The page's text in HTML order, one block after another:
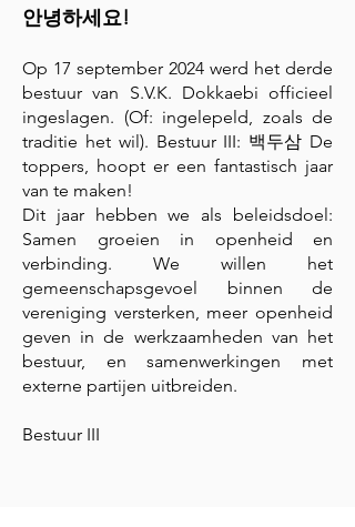
안녕하세요!
Op 17 september 2024 werd het derde
bestuur van S.V.K. Dokkaebi officieel
ingeslagen. (Of: ingelepeld, zoals de
traditie het wil). Bestuur III: 백두삼 De
toppers, hoopt er een fantastisch jaar
van te maken!
Dit jaar hebben we als beleidsdoel:
Samen groeien in openheid en
verbinding. We willen het
gemeenschapsgevoel binnen de
vereniging versterken, meer openheid
geven in de werkzaamheden van het
bestuur, en samenwerkingen met
externe partijen uitbreiden.
Bestuur III